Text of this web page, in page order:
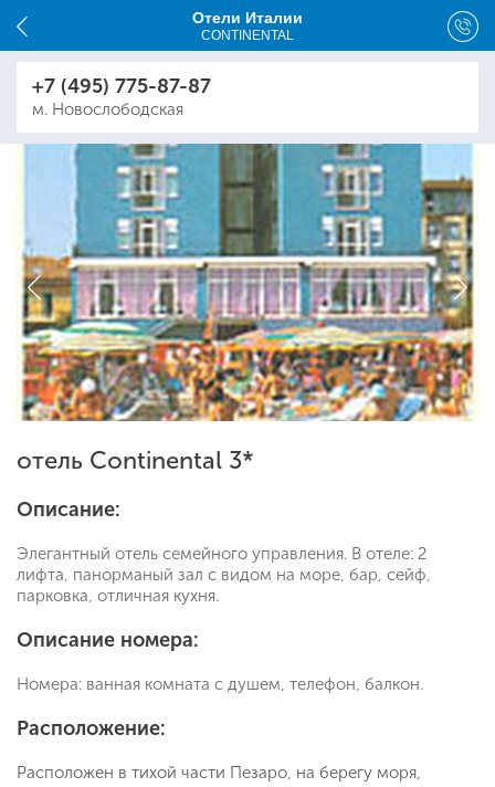
Отели Италии
CONTINENTAL
+7 (495) 775-87-87
м. Новослободская
отель Continental 3*
Описание:
Элегантный отель семейного управления. В отеле: 2
лифта, панорманый зал с видом на море, бар, сейф,
парковка, отличная кухня.
Описание номера:
Номера: ванная комната с душем, телефон, балкон.
Расположение:
Расположен в тихой части Пезаро, на берегу моря,